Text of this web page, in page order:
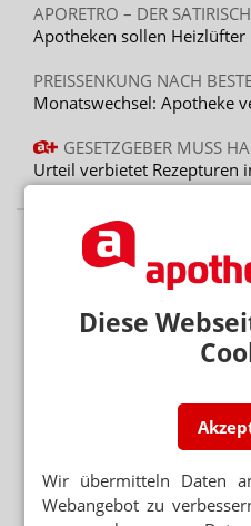
Diese
Wir übermitteln Daten
Webangebot zu
APORETRO – DER
Apotheken sollen Heizlüfter
PREISSENKUNG NACH
Monatswechsel: Apotheke
GESETZGEBER MUSS
Urteil verbietet Rezepturen